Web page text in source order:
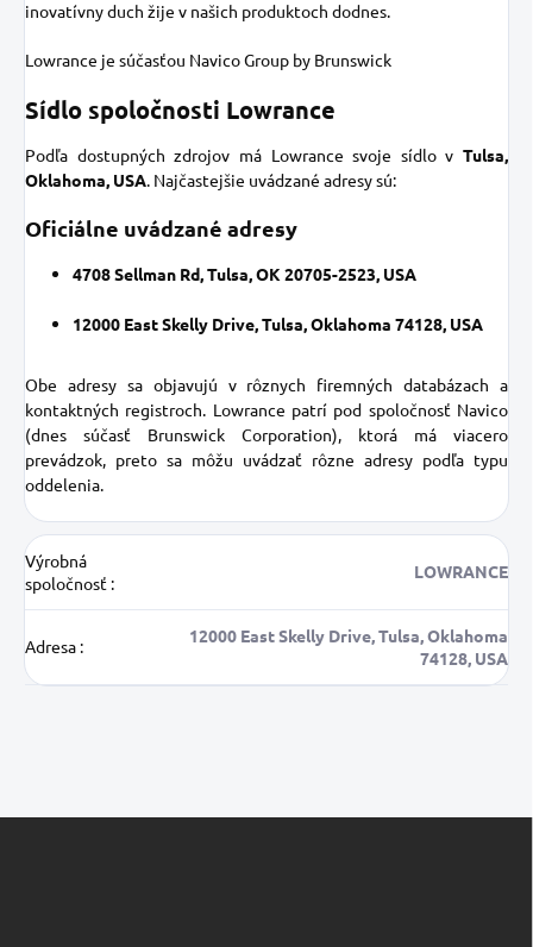
inovatívny duch žije v našich produktoch dodnes.
Lowrance je súčasťou Navico Group by Brunswick
Sídlo spoločnosti Lowrance
Podľa dostupných zdrojov má Lowrance svoje sídlo v Tulsa,
Oklahoma, USA. Najčastejšie uvádzané adresy sú:
Oficiálne uvádzané adresy
4708 Sellman Rd, Tulsa, OK 20705-2523, USA
12000 East Skelly Drive, Tulsa, Oklahoma 74128, USA
Obe adresy sa objavujú v rôznych firemných databázach a
kontaktných registroch. Lowrance patrí pod spoločnosť Navico
(dnes súčasť Brunswick Corporation), ktorá má viacero
prevádzok, preto sa môžu uvádzať rôzne adresy podľa typu
oddelenia.
Výrobná
spoločnosť :
LOWRANCE
Adresa :
12000 East Skelly Drive, Tulsa, Oklahoma
74128, USA